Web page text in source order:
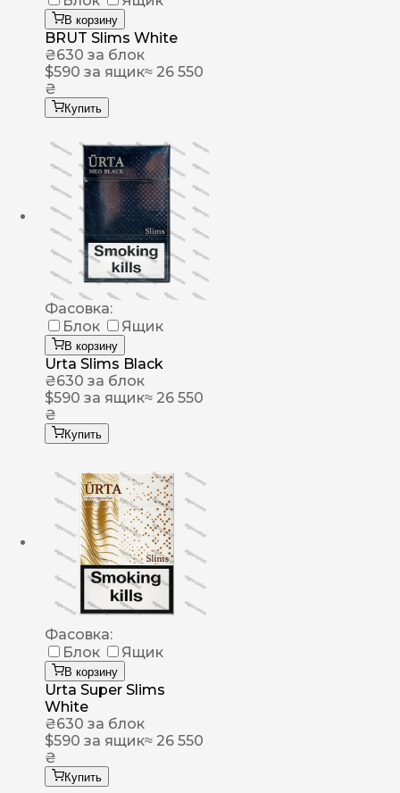
В корзину
BRUT Slims White
₴630 за блок
$590 за ящик≈ 26 550
₴
Купить
Фасовка:
Блок
Ящик
В корзину
Urta Slims Black
₴630 за блок
$590 за ящик≈ 26 550
₴
Купить
Фасовка:
Блок
Ящик
В корзину
Urta Super Slims
White
₴630 за блок
$590 за ящик≈ 26 550
₴
Купить